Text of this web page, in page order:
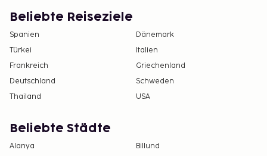
Beliebte Reiseziele
Spanien
Dänemark
Türkei
Italien
Frankreich
Griechenland
Deutschland
Schweden
Thailand
USA
Beliebte Städte
Alanya
Billund